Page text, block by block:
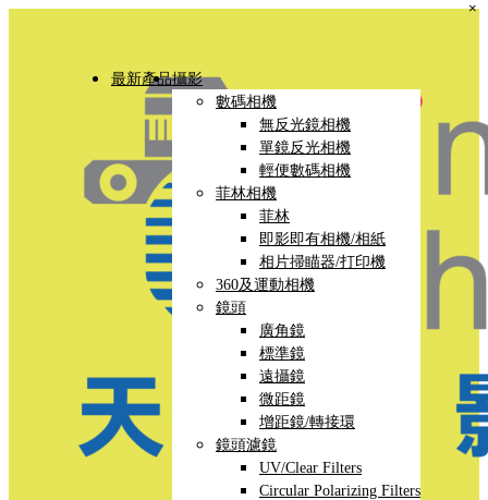
最新產品攝影
數碼相機
無反光鏡相機
單鏡反光相機
輕便數碼相機
菲林相機
菲林
即影即有相機/相紙
相片掃瞄器/打印機
360及運動相機
鏡頭
廣角鏡
標準鏡
遠攝鏡
微距鏡
增距鏡/轉接環
鏡頭濾鏡
UV/Clear Filters
Circular Polarizing Filters
×